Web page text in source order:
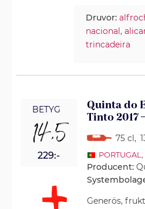
Druvor:
nacional,
trincadeira
BETYG
14,5
229:-
Quinta do
Tinto 2017
75 cl,
PORTUGAL
Producent:
Generös,